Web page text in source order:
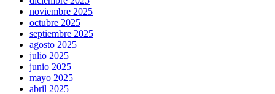
noviembre 2025
octubre 2025
septiembre 2025
agosto 2025
julio 2025
junio 2025
mayo 2025
abril 2025